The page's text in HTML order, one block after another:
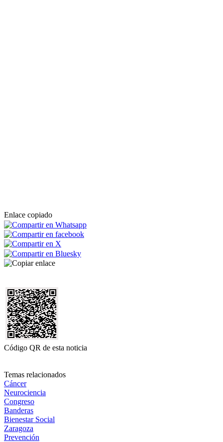
Enlace copiado
Código QR de esta noticia
Temas relacionados
Cáncer
Neurociencia
Congreso
Banderas
Bienestar Social
Zaragoza
Prevención